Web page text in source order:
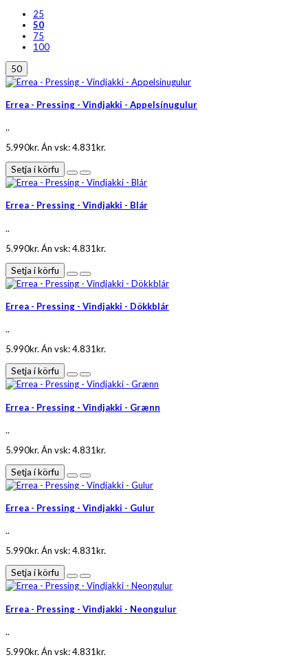
25
50
75
100
50
Errea - Pressing - Vindjakki - Appelsínugulur
..
5.990kr. Án vsk: 4.831kr.
Setja í körfu
Errea - Pressing - Vindjakki - Blár
..
5.990kr. Án vsk: 4.831kr.
Setja í körfu
Errea - Pressing - Vindjakki - Dökkblár
..
5.990kr. Án vsk: 4.831kr.
Setja í körfu
Errea - Pressing - Vindjakki - Grænn
..
5.990kr. Án vsk: 4.831kr.
Setja í körfu
Errea - Pressing - Vindjakki - Gulur
..
5.990kr. Án vsk: 4.831kr.
Setja í körfu
Errea - Pressing - Vindjakki - Neongulur
..
5.990kr. Án vsk: 4.831kr.